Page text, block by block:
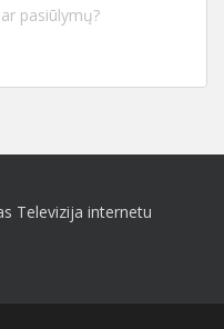
pasiūlymų?
Televizija internetu